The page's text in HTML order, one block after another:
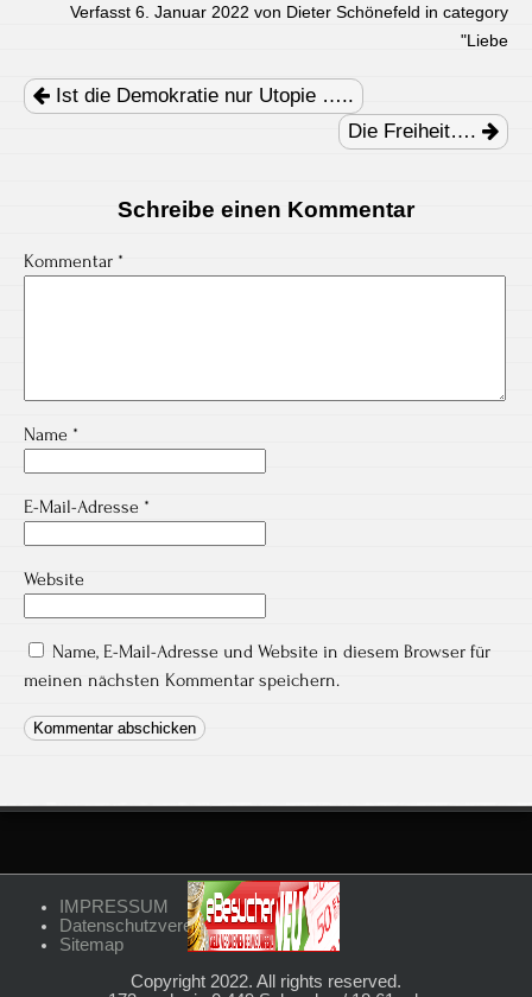
Verfasst 6. Januar 2022 von Dieter Schönefeld in category
"Liebe
navigation
Ist die Demokratie nur Utopie …..
Die Freiheit….
Schreibe einen Kommentar
Kommentar *
Name *
E-Mail-Adresse *
Website
Name, E-Mail-Adresse und Website in diesem Browser für
meinen nächsten Kommentar speichern.
IMPRESSUM
Datenschutzvereinbarungen
Sitemap
Copyright 2022. All rights reserved.